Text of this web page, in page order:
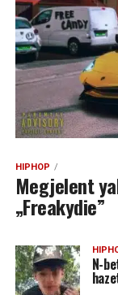
HIPHOP
Megjelent
„Freakydie”
N-